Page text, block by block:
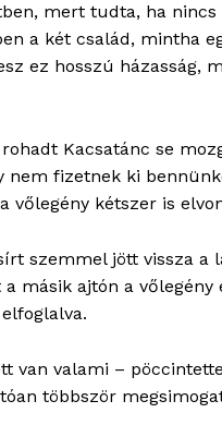
mert tudta, ha
a két család, mintha
ez hosszú házasság,
rohadt Kacsatánc se
nem fizetnek ki
vőlegény kétszer is
szemmel jött vissza a
másik ajtón a
van valami –
többször